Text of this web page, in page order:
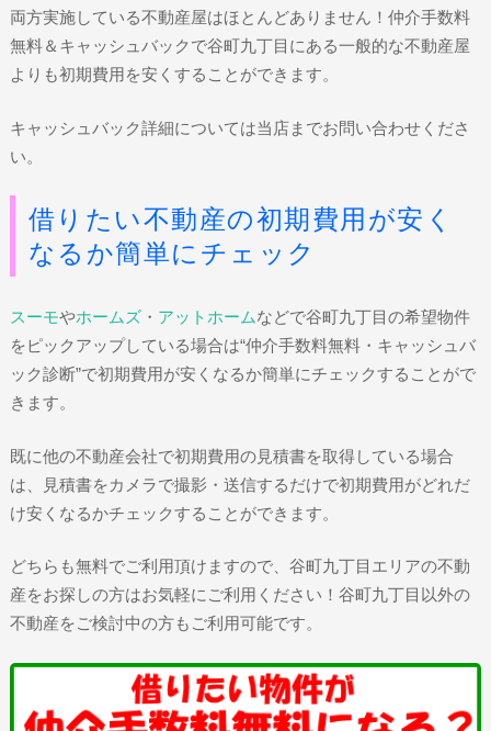
両方実施している不動産屋はほとんどありません！仲介手数料
無料＆キャッシュバックで谷町九丁目にある一般的な不動産屋
よりも初期費用を安くすることができます。
キャッシュバック詳細については当店までお問い合わせくださ
い。
借りたい不動産の初期費用が安く
なるか簡単にチェック
スーモやホームズ・ アットホームなどで谷町九丁目の希望物件
をピックアップしている場合は“仲介手数料無料・キャッシュバ
ック診断”で初期費用が安くなるか簡単にチェックすることがで
きます。
既に他の不動産会社で初期費用の見積書を取得している場合
は、見積書をカメラで撮影・送信するだけで初期費用がどれだ
け安くなるかチェックすることができます。
どちらも無料でご利用頂けますので、谷町九丁目エリアの不動
産をお探しの方はお気軽にご利用ください！谷町九丁目以外の
不動産をご検討中の方もご利用可能です。